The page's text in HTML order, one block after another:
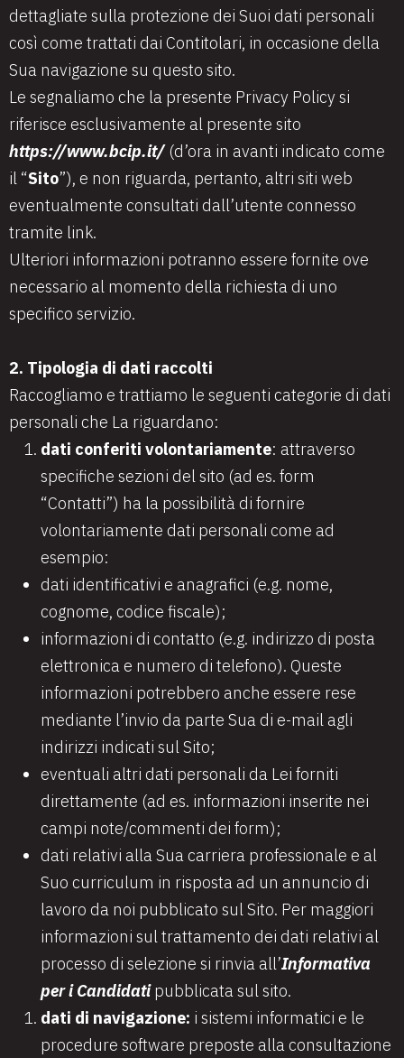
dettagliate sulla protezione dei Suoi dati personali
così come trattati dai Contitolari, in occasione della
Sua navigazione su questo sito.
Le segnaliamo che la presente Privacy Policy si
riferisce esclusivamente al presente sito
https://www.bcip.it/(d’ora in avanti indicato come
il “Sito”), e non riguarda, pertanto, altri siti web
eventualmente consultati dall’utente connesso
tramite link.
Ulteriori informazioni potranno essere fornite ove
necessario al momento della richiesta di uno
specifico servizio.
2. Tipologia di dati raccolti
Raccogliamo e trattiamo le seguenti categorie di dati
personali che La riguardano:
dati conferiti volontariamente: attraverso
specifiche sezioni del sito (ad es. form
“Contatti”) ha la possibilità di fornire
volontariamente dati personali come ad
esempio:
dati identificativi e anagrafici (e.g. nome,
cognome, codice fiscale);
informazioni di contatto (e.g. indirizzo di posta
elettronica e numero di telefono). Queste
informazioni potrebbero anche essere rese
mediante l’invio da parte Sua di e-mail agli
indirizzi indicati sul Sito;
eventuali altri dati personali da Lei forniti
direttamente (ad es. informazioni inserite nei
campi note/commenti dei form);
dati relativi alla Sua carriera professionale e al
Suo curriculum in risposta ad un annuncio di
lavoro da noi pubblicato sul Sito. Per maggiori
informazioni sul trattamento dei dati relativi al
processo di selezione si rinvia all’Informativa
per i Candidatipubblicata sul sito.
dati di navigazione: i sistemi informatici e le
procedure software preposte alla consultazione